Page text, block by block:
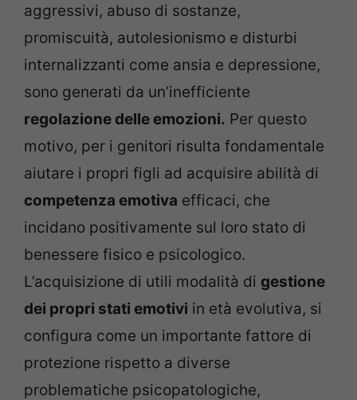
aggressivi, abuso di sostanze,
promiscuità, autolesionismo e disturbi
internalizzanti come ansia e depressione,
sono generati da un’inefficiente
regolazione delle emozioni. Per questo
motivo, per i genitori risulta fondamentale
aiutare i propri figli ad acquisire abilità di
competenza emotiva efficaci, che
incidano positivamente sul loro stato di
benessere fisico e psicologico.
L’acquisizione di utili modalità di gestione
dei propri stati emotivi in età evolutiva, si
configura come un importante fattore di
protezione rispetto a diverse
problematiche psicopatologiche,